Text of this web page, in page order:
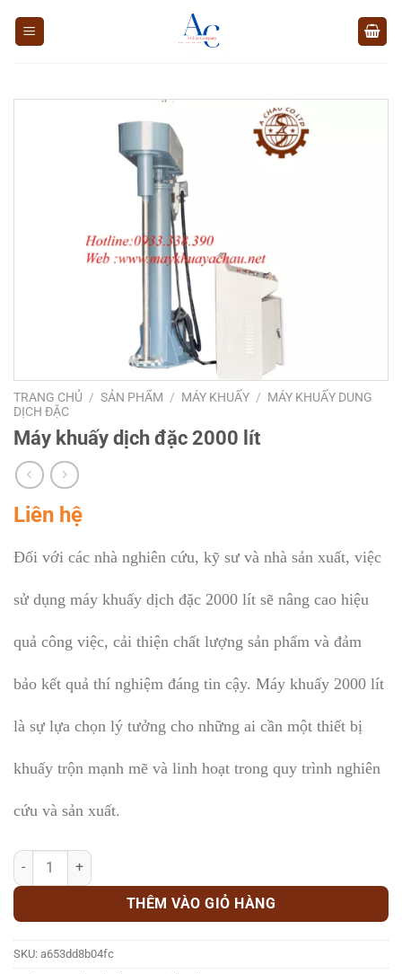
TRANG CHỦ / SẢN PHẨM / MÁY KHUẤY / MÁY KHUẤY DUNG
DỊCH ĐẶC
Máy khuấy dịch đặc 2000 lít
Liên hệ
Đối với các nhà nghiên cứu, kỹ sư và nhà sản xuất, việc
sử dụng máy khuấy dịch đặc 2000 lít sẽ nâng cao hiệu
quả công việc, cải thiện chất lượng sản phẩm và đảm
bảo kết quả thí nghiệm đáng tin cậy. Máy khuấy 2000 lít
là sự lựa chọn lý tưởng cho những ai cần một thiết bị
khuấy trộn mạnh mẽ và linh hoạt trong quy trình nghiên
cứu và sản xuất.
Máy khuấy dịch đặc 2000 lít số lượng
THÊM VÀO GIỎ HÀNG
SKU: a653dd8b04fc